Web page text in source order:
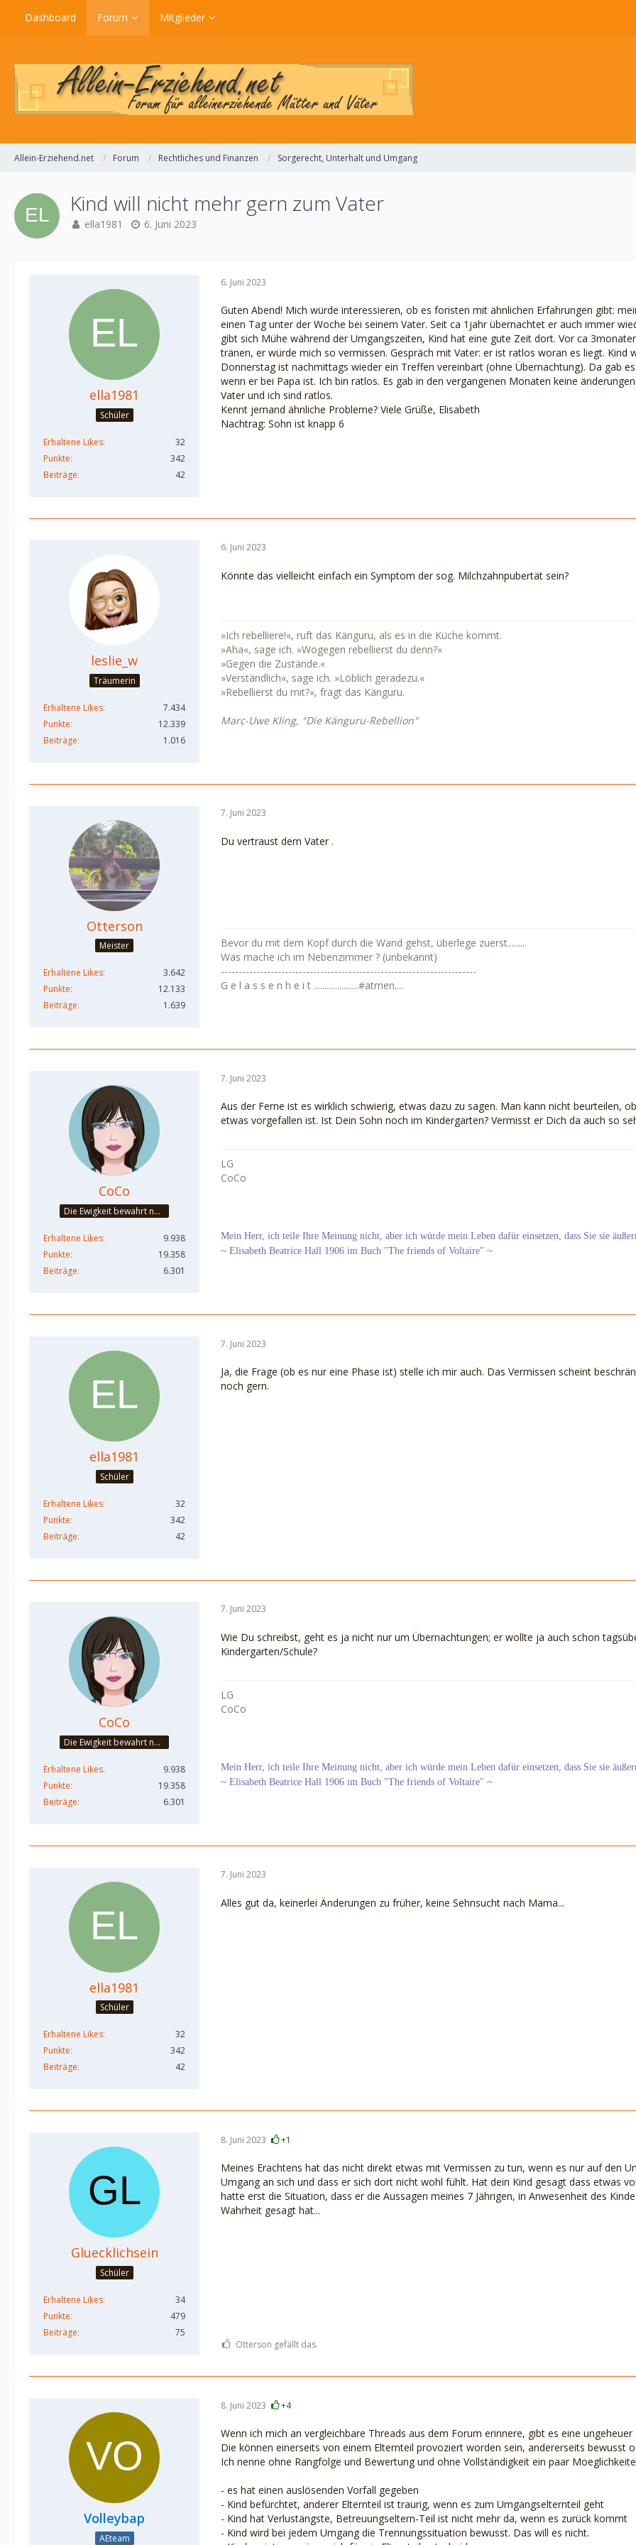
Dashboard Forum Mitglieder
Allein-Erziehend.net Forum Rechtliches und Finanzen Sorgerecht, Unterhalt und Umgang
Kind will nicht mehr gern zum Vater
ella1981 6. Juni 2023
ella1981
Schüler
Erhaltene Likes
32
Punkte
342
Beiträge
42
6. Juni 2023
Guten Abend! Mich würde interessieren, ob es foristen mit ähnlichen Erfahrungen gibt:
einen Tag unter der Woche bei seinem Vater. Seit ca 1jahr übernachtet er auch immer
gibt sich Mühe während der Umgangszeiten, Kind hat eine gute Zeit dort. Vor ca
tränen, er würde mich so vermissen. Gespräch mit Vater: er ist ratlos woran es liegt.
Donnerstag ist nachmittags wieder ein Treffen vereinbart (ohne Übernachtung). Da gab
wenn er bei Papa ist. Ich bin ratlos. Es gab in den vergangenen Monaten keine
Vater und ich sind ratlos.
Kennt jemand ähnliche Probleme? Viele Grüße, Elisabeth
Nachtrag: Sohn ist knapp 6
leslie_w
Träumerin
Erhaltene Likes
7.434
Punkte
12.339
Beiträge
1.016
6. Juni 2023
Könnte das vielleicht einfach ein Symptom der sog. Milchzahnpubertät sein?
»Ich rebelliere!«, ruft das Känguru, als es in die Küche kommt.
»Aha«, sage ich. »Wogegen rebellierst du denn?«
»Gegen die Zustände.«
»Verständlich«, sage ich. »Löblich geradezu.«
»Rebellierst du mit?«, fragt das Känguru.
Marc-Uwe Kling, "Die Känguru-Rebellion"
Otterson
Meister
Erhaltene Likes
3.642
Punkte
12.133
Beiträge
1.639
7. Juni 2023
Du vertraust dem Vater .
Bevor du mit dem Kopf durch die Wand gehst, überlege zuerst.........
Was mache ich im Nebenzimmer ? (unbekannt)
------------------------------------------------------------------------
G e l a s s e n h e i t .....................#atmen....
CoCo
Die Ewigkeit bewahrt nur die Liebe, weil sie von gleicher Natur ist. ~Khalil Gibran~
Erhaltene Likes
9.938
Punkte
19.358
Beiträge
6.301
7. Juni 2023
Aus der Ferne ist es wirklich schwierig, etwas dazu zu sagen. Man kann nicht beurteilen,
etwas vorgefallen ist. Ist Dein Sohn noch im Kindergarten? Vermisst er Dich da auch so
LG
CoCo
Mein Herr, ich teile Ihre Meinung nicht, aber ich würde mein Leben dafür einsetzen, dass Sie sie
~ Elisabeth Beatrice Hall 1906 im Buch "The friends of Voltaire" ~
ella1981
Schüler
Erhaltene Likes
32
Punkte
342
Beiträge
42
7. Juni 2023
Ja, die Frage (ob es nur eine Phase ist) stelle ich mir auch. Das Vermissen scheint
noch gern.
CoCo
Die Ewigkeit bewahrt nur die Liebe, weil sie von gleicher Natur ist. ~Khalil Gibran~
Erhaltene Likes
9.938
Punkte
19.358
Beiträge
6.301
7. Juni 2023
Wie Du schreibst, geht es ja nicht nur um Übernachtungen; er wollte ja auch schon
Kindergarten/Schule?
LG
CoCo
Mein Herr, ich teile Ihre Meinung nicht, aber ich würde mein Leben dafür einsetzen, dass Sie sie
~ Elisabeth Beatrice Hall 1906 im Buch "The friends of Voltaire" ~
ella1981
Schüler
Erhaltene Likes
32
Punkte
342
Beiträge
42
7. Juni 2023
Alles gut da, keinerlei Änderungen zu früher, keine Sehnsucht nach Mama...
Gluecklichsein
Schüler
Erhaltene Likes
34
Punkte
479
Beiträge
75
8. Juni 2023 +1
Meines Erachtens hat das nicht direkt etwas mit Vermissen zu tun, wenn es nur auf den
Umgang an sich und dass er sich dort nicht wohl fühlt. Hat dein Kind gesagt dass etwas
hatte erst die Situation, dass er die Aussagen meines 7 Jährigen, in Anwesenheit des
Wahrheit gesagt hat...
Otterson gefällt das.
Volleybap
AEteam
8. Juni 2023 +4
Wenn ich mich an vergleichbare Threads aus dem Forum erinnere, gibt es eine
Die können einerseits von einem Elternteil provoziert worden sein, andererseits bewusst
Ich nenne ohne Rangfolge und Bewertung und ohne Vollständigkeit ein paar
- es hat einen auslösenden Vorfall gegeben
- Kind befürchtet, anderer Elternteil ist traurig, wenn es zum Umgangselternteil geht
- Kind hat Verlustängste, Betreuungseltern-Teil ist nicht mehr da, wenn es zurück kommt
- Kind wird bei jedem Umgang die Trennungssituation bewusst. Das will es nicht.